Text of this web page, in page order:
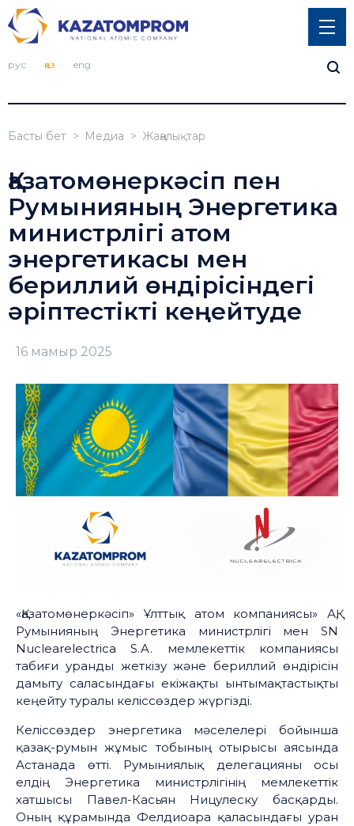
рус қаз eng
Басты бет Медиа Жаңалықтар
Қазатомөнеркәсіп пен
Румынияның Энергетика
министрлігі атом
энергетикасы мен
бериллий өндірісіндегі
әріптестікті кеңейтуде
16 мамыр 2025
«Қазатомөнеркәсіп» Ұлттық атом компаниясы» АҚ,
Румынияның Энергетика министрлігі мен SN
Nuclearelectrica S.A. мемлекеттік компаниясы
табиғи уранды жеткізу және бериллий өндірісін
дамыту саласындағы екіжақты ынтымақтастықты
кеңейту туралы келіссөздер жүргізді.
Келіссөздер энергетика мәселелері бойынша
қазақ-румын жұмыс тобының отырысы аясында
Астанада өтті. Румыниялық делегацияны осы
елдің Энергетика министрлігінің мемлекеттік
хатшысы Павел-Касьян Ницулеску басқарды.
Оның құрамында Фелдиоара қаласындағы уран